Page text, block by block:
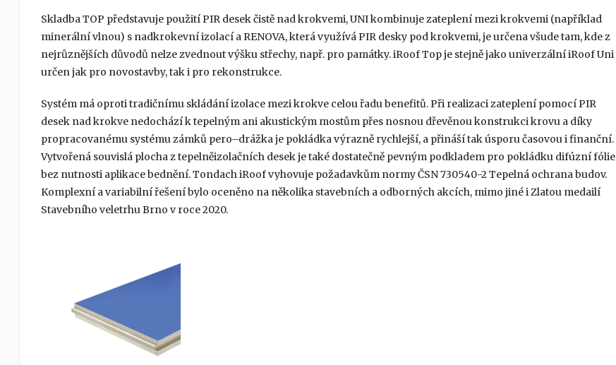
Skladba TOP představuje použití PIR desek čistě nad krokvemi, UNI kombinuje zateplení mezi krokvemi (například
minerální vlnou) s nadkrokevní izolací a RENOVA, která využívá PIR desky pod krokvemi, je určena všude tam, kde z
nejrůznějších důvodů nelze zvednout výšku střechy, např. pro památky. iRoof Top je stejně jako univerzální iRoof Uni
určen jak pro novostavby, tak i pro rekonstrukce.
Systém má oproti tradičnímu skládání izolace mezi krokve celou řadu benefitů. Při realizaci zateplení pomocí PIR
desek nad krokve nedochází k tepelným ani akustickým mostům přes nosnou dřevěnou konstrukci krovu a díky
propracovanému systému zámků pero–drážka je pokládka výrazně rychlejší, a přináší tak úsporu časovou i finanční.
Vytvořená souvislá plocha z tepelněizolačních desek je také dostatečně pevným podkladem pro pokládku difúzní fólie
bez nutnosti aplikace bednění. Tondach iRoof vyhovuje požadavkům normy ČSN 730540-2 Tepelná ochrana budov.
Komplexní a variabilní řešení bylo oceněno na několika stavebních a odborných akcích, mimo jiné i Zlatou medailí
Stavebního veletrhu Brno v roce 2020.